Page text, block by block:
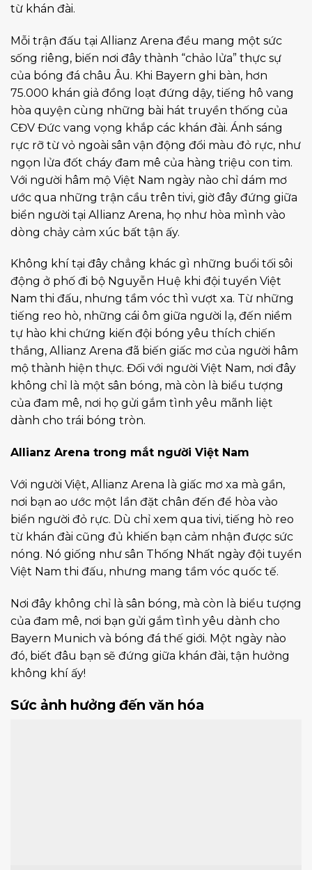
từ khán đài.
Mỗi trận đấu tại Allianz Arena đều mang một sức
sống riêng, biến nơi đây thành “chảo lửa” thực sự
của bóng đá châu Âu. Khi Bayern ghi bàn, hơn
75.000 khán giả đồng loạt đứng dậy, tiếng hô vang
hòa quyện cùng những bài hát truyền thống của
CĐV Đức vang vọng khắp các khán đài. Ánh sáng
rực rỡ từ vỏ ngoài sân vận động đổi màu đỏ rực, như
ngọn lửa đốt cháy đam mê của hàng triệu con tim.
Với người hâm mộ Việt Nam ngày nào chỉ dám mơ
ước qua những trận cầu trên tivi, giờ đây đứng giữa
biển người tại Allianz Arena, họ như hòa mình vào
dòng chảy cảm xúc bất tận ấy.
Không khí tại đây chẳng khác gì những buổi tối sôi
động ở phố đi bộ Nguyễn Huệ khi đội tuyển Việt
Nam thi đấu, nhưng tầm vóc thì vượt xa. Từ những
tiếng reo hò, những cái ôm giữa người lạ, đến niềm
tự hào khi chứng kiến đội bóng yêu thích chiến
thắng, Allianz Arena đã biến giấc mơ của người hâm
mộ thành hiện thực. Đối với người Việt Nam, nơi đây
không chỉ là một sân bóng, mà còn là biểu tượng
của đam mê, nơi họ gửi gắm tình yêu mãnh liệt
dành cho trái bóng tròn.
Allianz Arena trong mắt người Việt Nam
Với người Việt, Allianz Arena là giấc mơ xa mà gần,
nơi bạn ao ước một lần đặt chân đến để hòa vào
biển người đỏ rực. Dù chỉ xem qua tivi, tiếng hò reo
từ khán đài cũng đủ khiến bạn cảm nhận được sức
nóng. Nó giống như sân Thống Nhất ngày đội tuyển
Việt Nam thi đấu, nhưng mang tầm vóc quốc tế.
Nơi đây không chỉ là sân bóng, mà còn là biểu tượng
của đam mê, nơi bạn gửi gắm tình yêu dành cho
Bayern Munich và bóng đá thế giới. Một ngày nào
đó, biết đâu bạn sẽ đứng giữa khán đài, tận hưởng
không khí ấy!
Sức ảnh hưởng đến văn hóa